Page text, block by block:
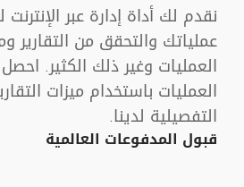
نقدم لك أداة إدارة عبر
عملياتك والتحقق من التقارير
العمليات وغير ذلك الكثير.
العمليات باستخدام ميزات
التفصيلية لدينا.
قبول المدفوعات العالمية